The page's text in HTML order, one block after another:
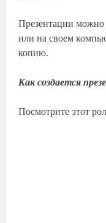
Презентации можно
или на своем
копию.
Как создается
Посмотрите этот